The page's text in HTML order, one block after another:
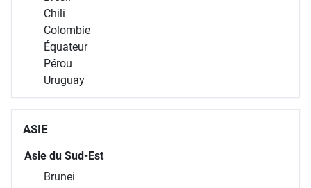
Chili
Colombie
Équateur
Pérou
Uruguay
ASIE
Asie du Sud-Est
Brunei